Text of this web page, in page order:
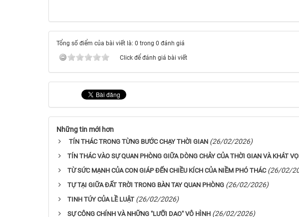
Tổng số điểm của bài viết là: 0 trong 0 đánh giá
Click để đánh giá bài viết
Những tin mới hơn
TÍN THÁC TRONG TỪNG BƯỚC CHẠY THỜI GIAN (26/02/2026)
TÍN THÁC VÀO SỰ QUAN PHÒNG GIỮA DÒNG CHẢY CỦA THỜI GIAN VÀ KHÁT
TỪ SỨC MẠNH CỦA CON GIÁP ĐẾN CHIỀU KÍCH CỦA NIỀM PHÓ THÁC (26/02/
TỰ TẠI GIỮA ĐẤT TRỜI TRONG BÀN TAY QUAN PHÒNG (26/02/2026)
TINH TÚY CỦA LỀ LUẬT (26/02/2026)
SỰ CÔNG CHÍNH VÀ NHỮNG "LƯỠI DAO" VÔ HÌNH (26/02/2026)